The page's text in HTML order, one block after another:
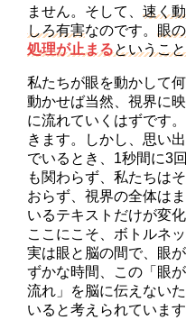
ません。そして、速く
しろ有害なのです。眼
処理が止まるということ
私たちが眼を動かして
動かせば当然、視界に
に流れていくはずです
きます。しかし、思い
でいるとき、1秒間に3
も関わらず、私たちは
おらず、視界の全体は
いるテキストだけが変
ここにこそ、ボトルネ
実は眼と脳の間で、眼
ずかな時間、この「眼
流れ」を脳に伝えない
いると考えられていま